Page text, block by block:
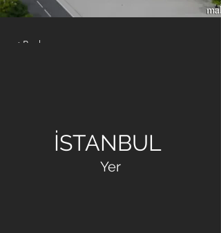
< Back
İSTANBUL
Yer